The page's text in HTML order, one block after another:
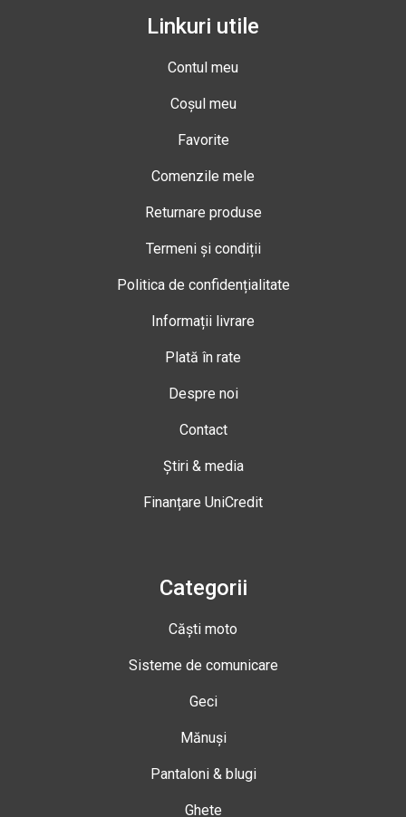
Linkuri utile
Contul meu
Coșul meu
Favorite
Comenzile mele
Returnare produse
Termeni și condiții
Politica de confidențialitate
Informații livrare
Plată în rate
Despre noi
Contact
Știri & media
Finanțare UniCredit
Categorii
Căști moto
Sisteme de comunicare
Geci
Mănuși
Pantaloni & blugi
Ghete